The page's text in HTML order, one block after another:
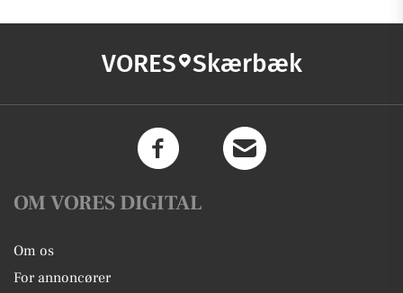
VORES Skærbæk
OM VORES DIGITAL
Om os
For annoncører